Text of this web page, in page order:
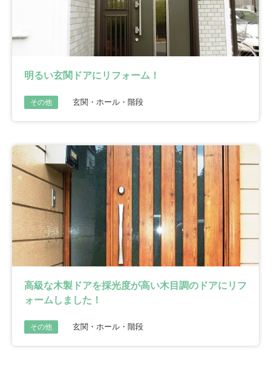
明るい玄関ドアにリフォーム！
その他 玄関・ホール・階段
高級な木製ドアを採光度が高い木目調のドアにリフ
ォームしました！
その他 玄関・ホール・階段